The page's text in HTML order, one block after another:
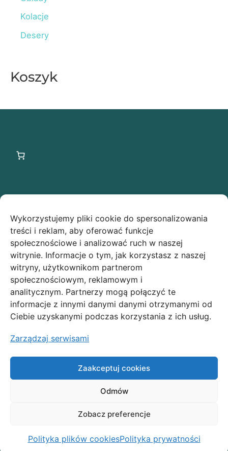
Wykorzystujemy pliki cookie do spersonalizowania
treści i reklam, aby oferować funkcje
społecznościowe i analizować ruch w naszej
witrynie. Informacje o tym, jak korzystasz z naszej
witryny, użytkownikom partnerom
społecznościowym, reklamowym i
analitycznym. Partnerzy mogą połączyć te
informacje z innymi danymi danymi otrzymanymi od
Ciebie uzyskanymi podczas korzystania z ich usług.
Zarządzaj serwisami
Zaakceptuj cookies
Odmów
Zobacz preferencje
Polityka plików cookiesPolityka prywatności
Kolacje
Desery
Koszyk
Ostatnie wpisy
Świąteczna owsianka z makiem low FODMAP –
idealny przepis na Boże Narodzenie!
Makowe ciasteczka low FODMAP
Polityka prywatności
Polityka plików cookies
Moje konto
Zamówienia